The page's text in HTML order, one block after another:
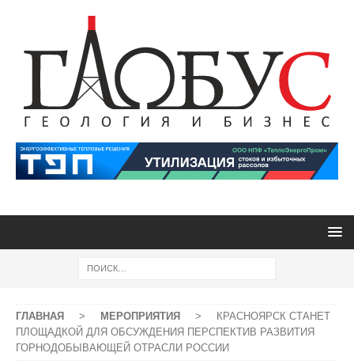
ГЛАВНАЯ > МЕРОПРИЯТИЯ >
КРАСНОЯРСК СТАНЕТ
ПЛОЩАДКОЙ ДЛЯ ОБСУЖДЕНИЯ ПЕРСПЕКТИВ РАЗВИТИЯ
ГОРНОДОБЫВАЮЩЕЙ ОТРАСЛИ РОССИИ